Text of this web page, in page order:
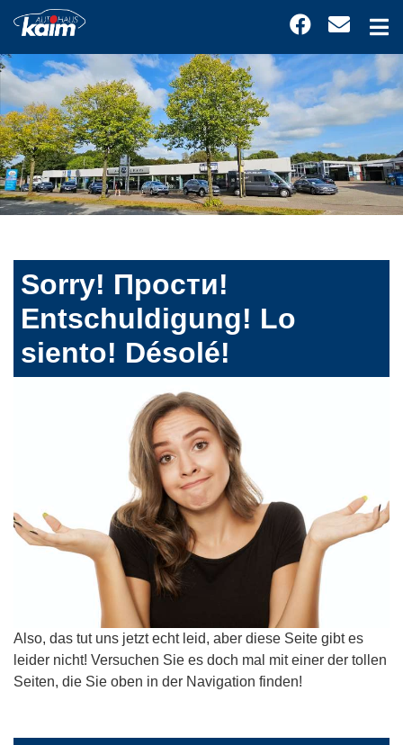
Sorry! Прости!
Entschuldigung! Lo
siento! Désolé!
Also, das tut uns jetzt echt leid, aber diese Seite gibt es
leider nicht! Versuchen Sie es doch mal mit einer der tollen
Seiten, die Sie oben in der Navigation finden!